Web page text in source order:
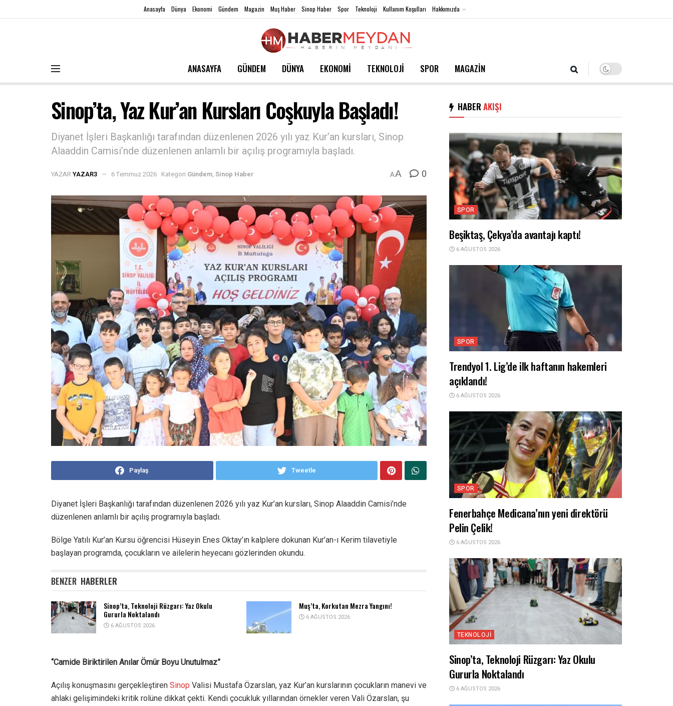
Anasayfa Dünya Ekonomi Gündem Magazin Muş Haber Sinop Haber Spor Teknoloji Kullanım Koşulları Hakkımızda
ANASAYFA GÜNDEM DÜNYA EKONOMİ TEKNOLOJİ SPOR MAGAZİN
Sinop’ta, Yaz Kur’an Kursları Coşkuyla Başladı!
Diyanet İşleri Başkanlığı tarafından düzenlenen 2026 yılı yaz Kur’an kursları, Sinop
Alaaddin Camisi’nde düzenlenen anlamlı bir açılış programıyla başladı.
YAZAR YAZAR3 6 Temmuz 2026 Kategori Gündem, Sinop Haber AA 0
Paylaş Tweetle
Diyanet İşleri Başkanlığı tarafından düzenlenen 2026 yılı yaz Kur’an kursları, Sinop Alaaddin Camisi’nde
düzenlenen anlamlı bir açılış programıyla başladı.
Bölge Yatılı Kur’an Kursu öğrencisi Hüseyin Enes Oktay’ın kalplere dokunan Kur’an-ı Kerim tilavetiyle
başlayan programda, çocukların ve ailelerin heyecanı gözlerinden okundu.
BENZER HABERLER
Sinop’ta, Teknoloji Rüzgarı: Yaz Okulu
Gururla Noktalandı
6 AĞUSTOS 2026
Muş’ta, Korkutan Mezra Yangını!
6 AĞUSTOS 2026
“Camide Biriktirilen Anılar Ömür Boyu Unutulmaz”
Açılış konuşmasını gerçekleştiren Sinop Valisi Mustafa Özarslan, yaz Kur’an kurslarının çocukların manevi ve
ahlaki gelişimindeki kritik rolüne dikkat çekti. Kendi çocukluk yıllarından örnekler veren Vali Özarslan, şu
HABER AKIŞI
SPOR
Beşiktaş, Çekya’da avantajı kaptı!
6 AĞUSTOS 2026
SPOR
Trendyol 1. Lig’de ilk haftanın hakemleri
açıklandı!
6 AĞUSTOS 2026
SPOR
Fenerbahçe Medicana’nın yeni direktörü
Pelin Çelik!
6 AĞUSTOS 2026
TEKNOLOJI
Sinop’ta, Teknoloji Rüzgarı: Yaz Okulu
Gururla Noktalandı
6 AĞUSTOS 2026